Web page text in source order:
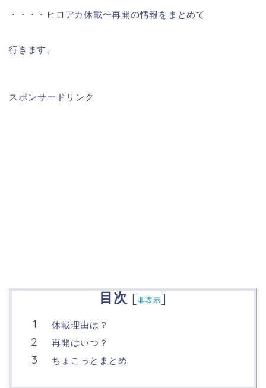
・・・・ヒロアカ休載〜再開の情報をまとめて
行きます。
スポンサードリンク
目次 [非表示]
休載理由は？
再開はいつ？
ちょこっとまとめ